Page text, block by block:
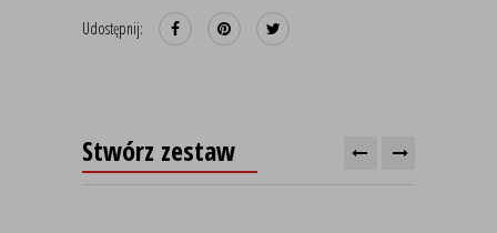
Udostępnij:
Stwórz zestaw